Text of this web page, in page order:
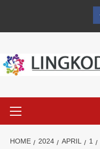
content
Menu
HOME 2024 APRIL 1